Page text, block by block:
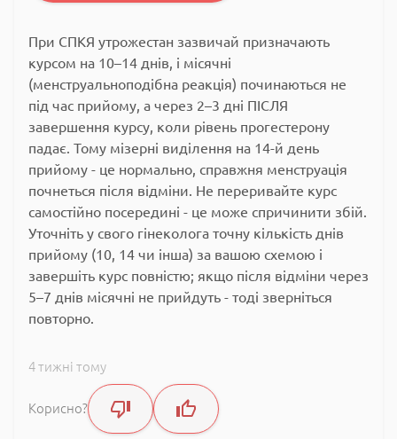
При СПКЯ утрожестан зазвичай призначають
курсом на 10–14 днів, і місячні
(менструальноподібна реакція) починаються не
під час прийому, а через 2–3 дні ПІСЛЯ
завершення курсу, коли рівень прогестерону
падає. Тому мізерні виділення на 14-й день
прийому - це нормально, справжня менструація
почнеться після відміни. Не переривайте курс
самостійно посередині - це може спричинити збій.
Уточніть у свого гінеколога точну кількість днів
прийому (10, 14 чи інша) за вашою схемою і
завершіть курс повністю; якщо після відміни через
5–7 днів місячні не прийдуть - тоді зверніться
повторно.
4 тижні тому
Корисно?